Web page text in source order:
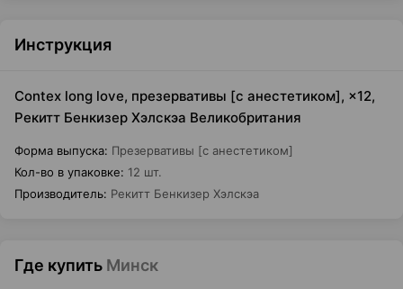
Инструкция
Contex long love, презервативы [с анестетиком], ×12,
Рекитт Бенкизер Хэлскэа Великобритания
Форма выпуска: Презервативы [с анестетиком]
Кол-во в упаковке: 12 шт.
Производитель: Рекитт Бенкизер Хэлскэа
Где купить Минск